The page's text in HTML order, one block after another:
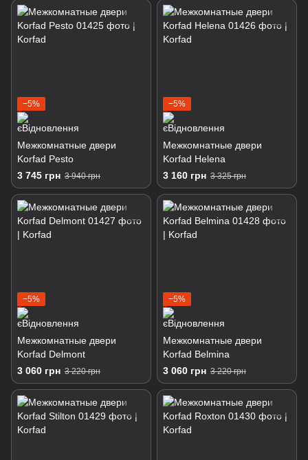
−5%
Межкомнатные двери
Korfad Pesto
3 745 грн 3 940 грн
−5%
Межкомнатные двери
Korfad Helena
3 160 грн 3 325 грн
−5%
Межкомнатные двери
Korfad Delmont
3 060 грн 3 220 грн
−5%
Межкомнатные двери
Korfad Belmina
3 060 грн 3 220 грн